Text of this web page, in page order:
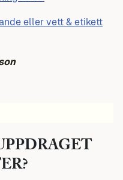
eller vett & etikett